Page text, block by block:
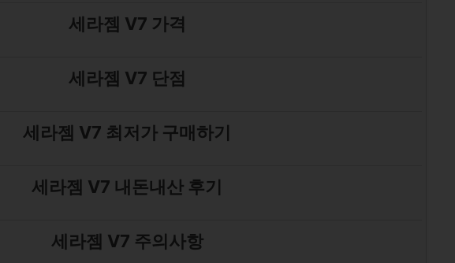
세라젬 V7 가격
세라젬 V7 단점
세라젬 V7 최저가 구매하기
세라젬 V7 내돈내산 후기
세라젬 V7 주의사항